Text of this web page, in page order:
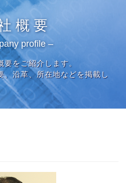
概 要
profile –
をご紹介します。
、沿革、所在地などを掲載し